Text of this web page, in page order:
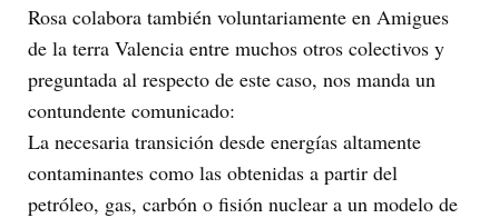
Rosa colabora también voluntariamente en Amigues
de la terra Valencia entre muchos otros colectivos y
preguntada al respecto de este caso, nos manda un
contundente comunicado:
La necesaria transición desde energías altamente
contaminantes como las obtenidas a partir del
petróleo, gas, carbón o fisión nuclear a un modelo de